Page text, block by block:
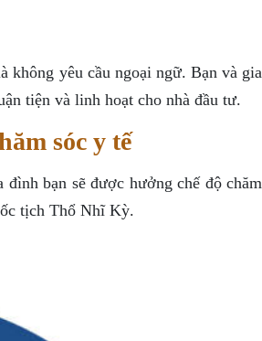
không yêu cầu ngoại ngữ. Bạn và gia
tiện và linh hoạt cho nhà đầu tư.
sóc y tế
bạn sẽ được hưởng chế độ chăm
tịch Thổ Nhĩ Kỳ.